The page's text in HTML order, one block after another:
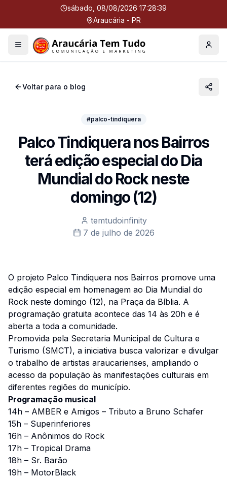
sábado, 08/08/2026 17:28:39
Araucária - PR
Menu Perfil
Voltar para o blog
#palco-tindiquera
Palco Tindiquera nos Bairros
terá edição especial do Dia
Mundial do Rock neste
domingo (12)
temtudoinfinity
7 de julho de 2026
O projeto Palco Tindiquera nos Bairros promove uma
edição especial em homenagem ao Dia Mundial do
Rock neste domingo (12), na Praça da Bíblia. A
programação gratuita acontece das 14 às 20h e é
aberta a toda a comunidade.
Promovida pela Secretaria Municipal de Cultura e
Turismo (SMCT), a iniciativa busca valorizar e divulgar
o trabalho de artistas araucarienses, ampliando o
acesso da população às manifestações culturais em
diferentes regiões do município.
Programação musical
14h – AMBER e Amigos – Tributo a Bruno Schafer
15h – Superinferiores
16h – Anônimos do Rock
17h – Tropical Drama
18h – Sr. Barão
19h – MotorBlack